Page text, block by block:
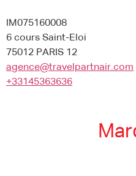
IM075160008
6 cours Saint-Eloi
75012 PARIS 12
agence@travelpartnair.com
+33145363636